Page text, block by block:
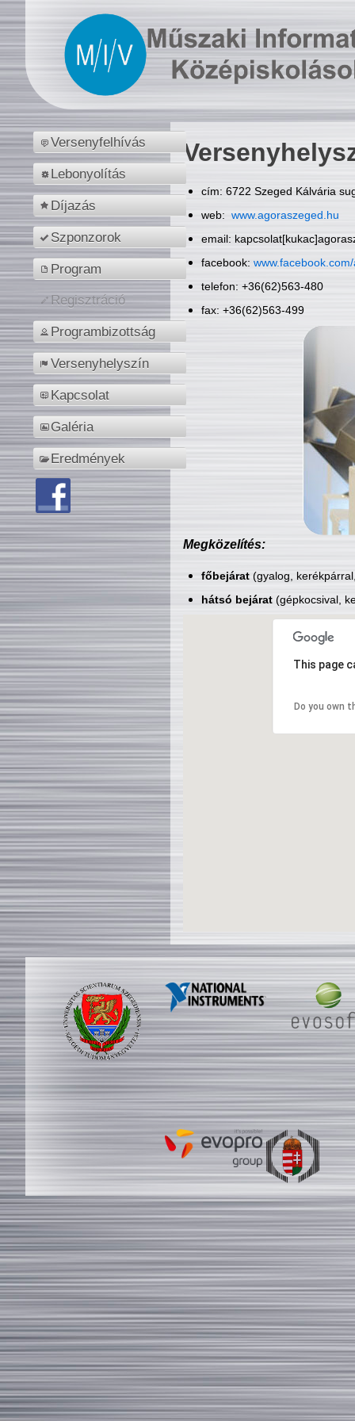
Versenyfelhívás
Lebonyolítás
Díjazás
Szponzorok
Program
Regisztráció
Programbizottság
Versenyhelyszín
Kapcsolat
Galéria
Eredmények
cím: 6722 Szeged Kálvária
web: www.agoraszeged.hu
email:
facebook:
telefon: +36(62)563-480
fax: +36(62)563-499
Megközelítés:
főbejárat(gyalog,
hátsó bejárat(gépkocsival,
This page
Do you own